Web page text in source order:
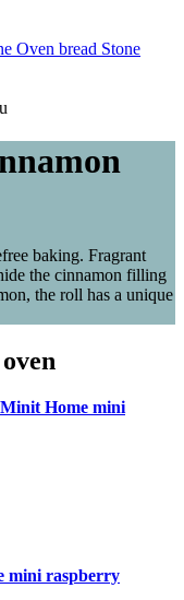
Stone
baking. Fragrant
the cinnamon filling
the roll has a unique
Minit Home mini
mini raspberry